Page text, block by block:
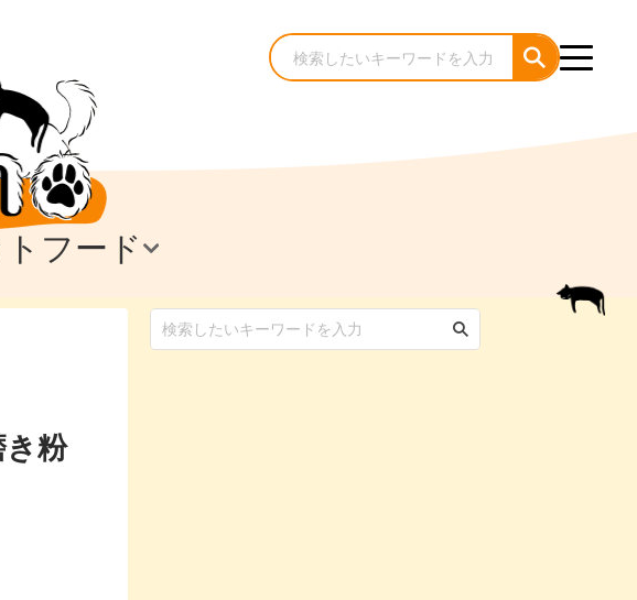
犬のケア・お手入れ
猫のケア・お手入れ
フード
粉